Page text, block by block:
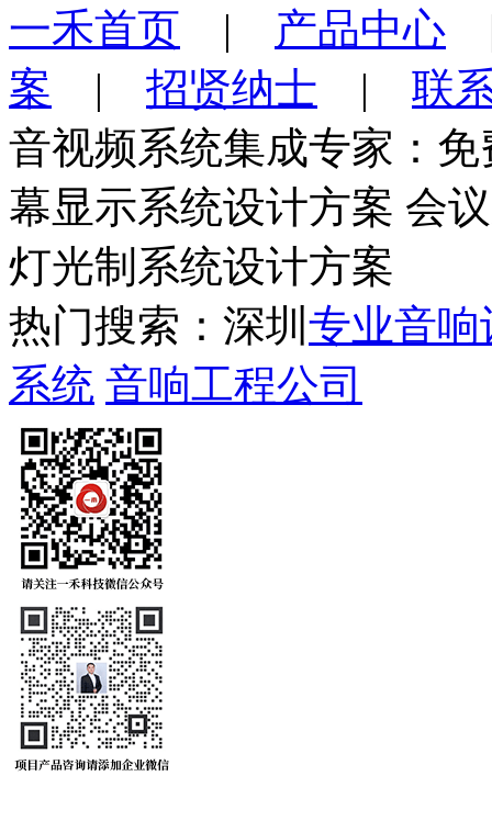
一禾首页 | 产品中心
案 | 招贤纳士 | 联
音视频系统集成专家：
幕显示系统设计方案 会
灯光制系统设计方案
热门搜索：深圳 专业音响
系统 音响工程公司